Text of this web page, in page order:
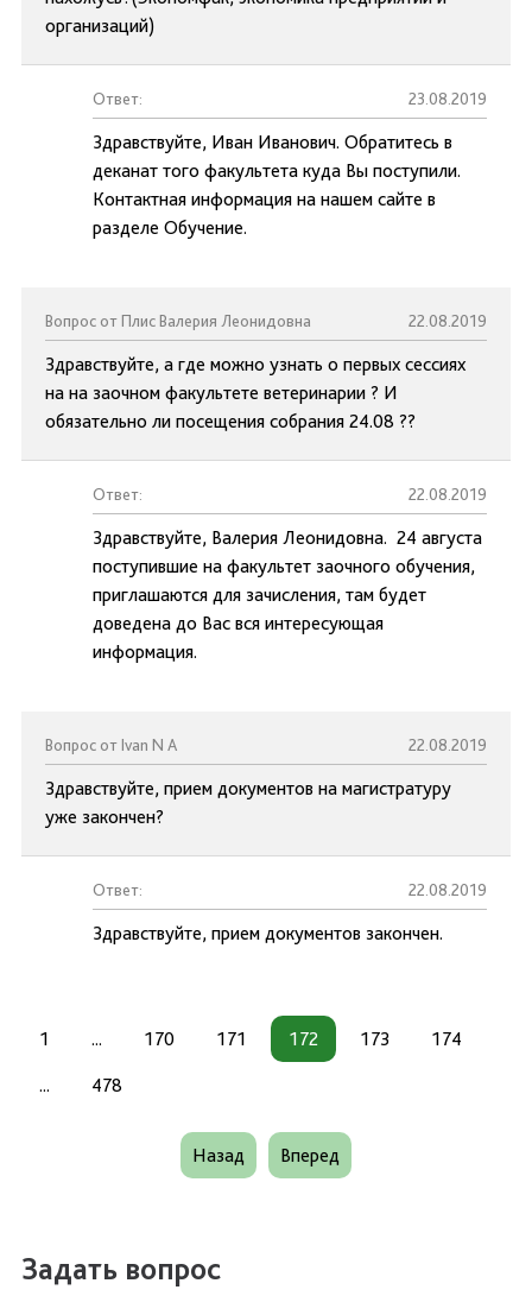
организаций)
Ответ: 23.08.2019
Здравствуйте, Иван Иванович. Обратитесь в
деканат того факультета куда Вы поступили.
Контактная информация на нашем сайте в
разделе Обучение.
Вопрос от Плис Валерия Леонидовна 22.08.2019
Здравствуйте, а где можно узнать о первых сессиях
на на заочном факультете ветеринарии ? И
обязательно ли посещения собрания 24.08 ??
Ответ: 22.08.2019
Здравствуйте, Валерия Леонидовна. 24 августа
поступившие на факультет заочного обучения,
приглашаются для зачисления, там будет
доведена до Вас вся интересующая
информация.
Вопрос от Ivan N A 22.08.2019
Здравствуйте, прием документов на магистратуру
уже закончен?
Ответ: 22.08.2019
Здравствуйте, прием документов закончен.
1 ... 170 171 172 173 174
... 478
Назад Вперед
Задать вопрос